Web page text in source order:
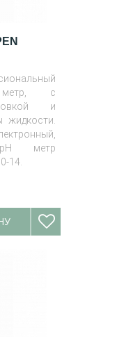
метр, с
и
жидкости.
pH метр
14.